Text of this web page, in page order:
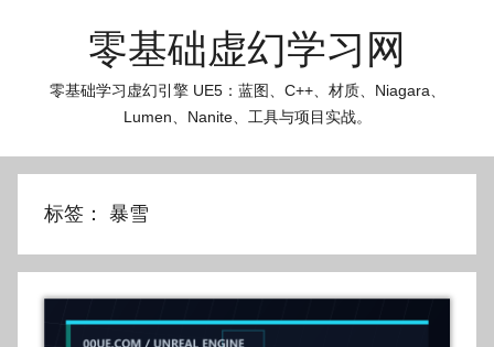
零基础虚幻学习网
零基础学习虚幻引擎 UE5：蓝图、C++、材质、Niagara、
Lumen、Nanite、工具与项目实战。
标签： 暴雪